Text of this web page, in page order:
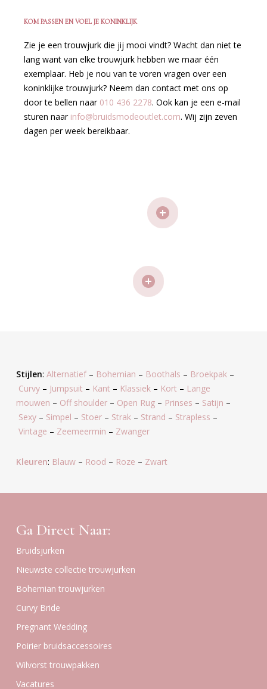
KOM PASSEN EN VOEL JE KONINKLIJK
Zie je een trouwjurk die jij mooi vindt? Wacht dan niet te
lang want van elke trouwjurk hebben we maar één
exemplaar. Heb je nou van te voren vragen over een
koninklijke trouwjurk? Neem dan contact met ons op
door te bellen naar 010 436 2278.Ook kan je een e-mail
sturen naar info@bruidsmodeoutlet.com. Wij zijn zeven
dagen per week bereikbaar.
Stijlen: Alternatief– Bohemian – Boothals – Broekpak–
Curvy– Jumpsuit – Kant – Klassiek– Kort – Lange
mouwen – Off shoulder– Open Rug– Prinses – Satijn –
Sexy– Simpel – Stoer– Strak– Strand – Strapless –
Vintage – Zeemeermin – Zwanger
Kleuren: Blauw– Rood – Roze – Zwart
Ga Direct Naar:
Bruidsjurken
Nieuwste collectie trouwjurken
Bohemian trouwjurken
Curvy Bride
Pregnant Wedding
Poirier bruidsaccessoires
Wilvorst trouwpakken
Vacatures